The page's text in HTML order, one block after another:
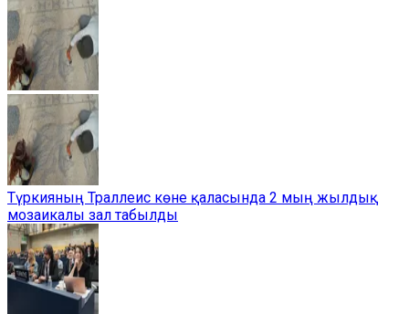
Түркияның Траллеис көне қаласында 2 мың жылдық
мозаикалы зал табылды